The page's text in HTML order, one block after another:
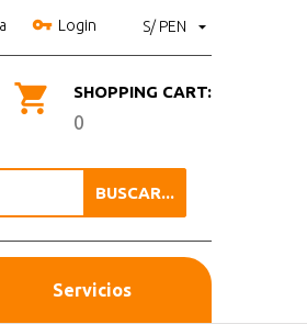
S/ PEN
Login
SHOPPING CART:
0
BUSCAR...
Servicios